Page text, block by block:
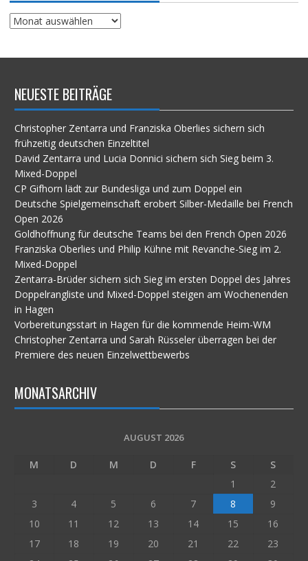
Suche
NEUESTE BEITRÄGE
Christopher Zentarra und Franziska Oberlies sichern sich
frühzeitig deutschen Einzeltitel
David Zentarra und Lucia Donnici sichern sich Sieg beim 3.
Mixed-Doppel
CP Gifhorn lädt zur Bundesliga und zum Doppel ein
Deutsche Spielgemeinschaft erobert Silber-Medaille bei French
Open 2026
Goldhoffnung für deutsche Teams bei den French Open 2026
Franziska Oberlies und Philip Kühne mit Revanche-Sieg im 2.
Mixed-Doppel
Zentarra-Brüder sichern sich Sieg im ersten Doppel des Jahres
Doppelrangliste und Mixed-Doppel steigen am Wochenenden
in Hagen
Vorbereitungsstart in Hagen für die kommende Heim-WM
Christopher Zentarra und Sarah Rüsseler überragen bei der
Premiere des neuen Einzelwettbewerbs
MONATSARCHIV
AUGUST 2026
M D M D F S
S
1
2
3
4 5 6 7 8
9
10
11 12 13 14 15
16
17
18 19 20 21 22
23